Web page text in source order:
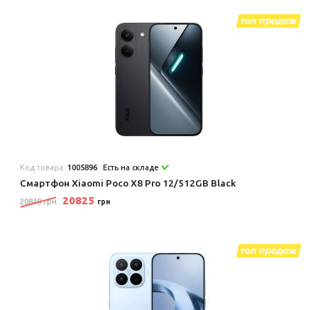
Код товара: 1005896 Есть на складе
Смартфон Xiaomi Poco X8 Pro 12/512GB Black
20848 грн 20825 грн